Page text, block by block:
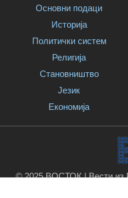
Основни подаци
Историја
Политички систем
Религија
Становништво
Језик
Економија
© 2025 ВОСТОК | Вести из